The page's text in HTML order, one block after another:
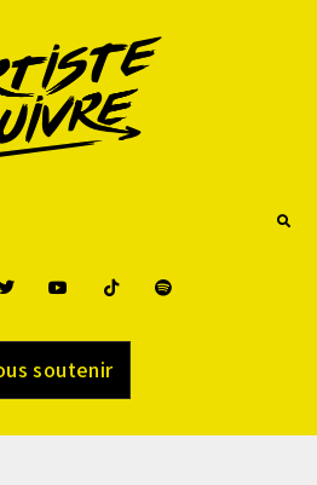
soutenir